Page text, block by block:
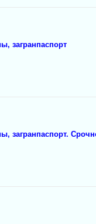
загранпаспорт
загранпаспорт.